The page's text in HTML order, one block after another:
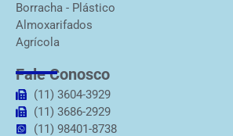
Borracha - Plástico
Almoxarifados
Agrícola
Fale Conosco
(11) 3604-3929
(11) 3686-2929
(11) 98401-8738